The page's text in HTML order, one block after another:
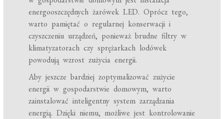
energooszczędnych żarówek LED. Oprócz tego,
warto pamiętać o regularnej konserwacji i
czyszczeniu urządzeń, ponieważ brudne filtry w
klimatyzatorach czy sprężarkach lodówek
powodują wzrost zużycia energii.
Aby jeszcze bardziej zoptymalizować zużycie
energii w gospodarstwie domowym, warto
zainstalować inteligentny system zarządzania
energią. Dzięki niemu, możliwe jest kontrolowanie